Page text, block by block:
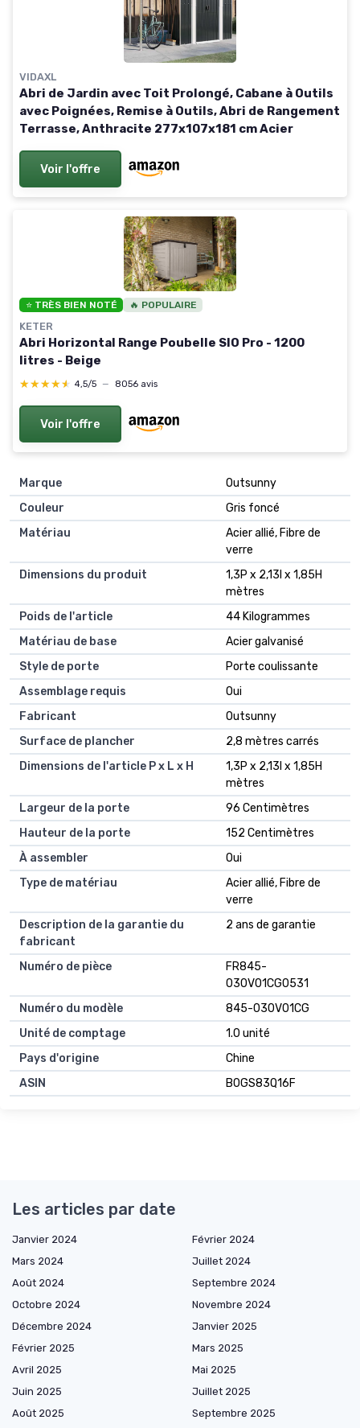
VIDAXL
Abri de Jardin avec Toit Prolongé, Cabane à Outils
avec Poignées, Remise à Outils, Abri de Rangement
Terrasse, Anthracite 277x107x181 cm Acier
Voir l'offre
⭐ TRÈS BIEN NOTÉ 🔥 POPULAIRE
KETER
Abri Horizontal Range Poubelle SIO Pro - 1200
litres - Beige
★★★★★
★★★★★ 4,5/5 — 8056 avis
Voir l'offre
Marque
Outsunny
Couleur
Gris foncé
Matériau
Acier allié, Fibre de
verre
Dimensions du produit
1,3P x 2,13l x 1,85H
mètres
Poids de l'article
44 Kilogrammes
Matériau de base
Acier galvanisé
Style de porte
Porte coulissante
Assemblage requis
Oui
Fabricant
Outsunny
Surface de plancher
2,8 mètres carrés
Dimensions de l'article P x L x H
1,3P x 2,13l x 1,85H
mètres
Largeur de la porte
96 Centimètres
Hauteur de la porte
152 Centimètres
À assembler
Oui
Type de matériau
Acier allié, Fibre de
verre
Description de la garantie du
fabricant
2 ans de garantie
Numéro de pièce
FR845-
030V01CG0531
Numéro du modèle
845-030V01CG
Unité de comptage
1.0 unité
Pays d'origine
Chine
ASIN
B0GS83Q16F
Les articles par date
Janvier 2024
Février 2024
Mars 2024
Juillet 2024
Août 2024
Septembre 2024
Octobre 2024
Novembre 2024
Décembre 2024
Janvier 2025
Février 2025
Mars 2025
Avril 2025
Mai 2025
Juin 2025
Juillet 2025
Août 2025
Septembre 2025